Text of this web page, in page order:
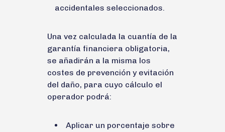
accidentales seleccionados.
Una vez calculada la cuantía de la
garantía financiera obligatoria,
se añadirán a la misma los
costes de prevención y evitación
del daño, para cuyo cálculo el
operador podrá:
Aplicar un porcentaje sobre